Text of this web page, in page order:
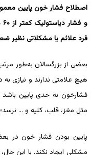
فرد علائم یا مشکلاتی نظیر
بعضی از بزرگسالان به‌طور
هیچ علامتی ندارند و نیازی به
فشارخون به حدی پایین
مثل مغز، قلب، کلیه و …
پایین بودن فشار خون در
مشکلی ایجاد نکند. با این